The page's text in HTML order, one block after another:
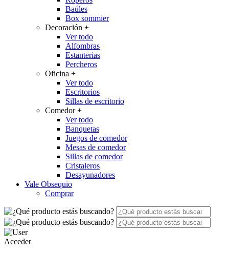
Baúles
Box sommier
Decoración +
Ver todo
Alfombras
Estanterias
Percheros
Oficina +
Ver todo
Escritorios
Sillas de escritorio
Comedor+
Ver todo
Banquetas
Juegos de comedor
Mesas de comedor
Sillas de comedor
Cristaleros
Desayunadores
Vale Obsequio
Comprar
Acceder